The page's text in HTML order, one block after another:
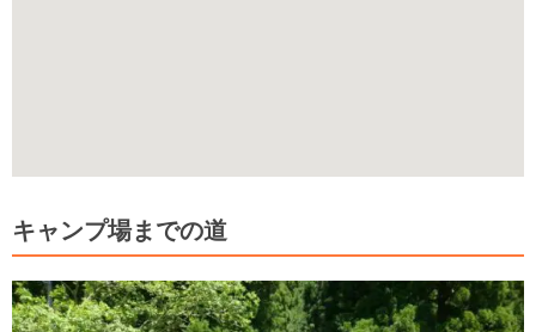
キャンプ場までの道